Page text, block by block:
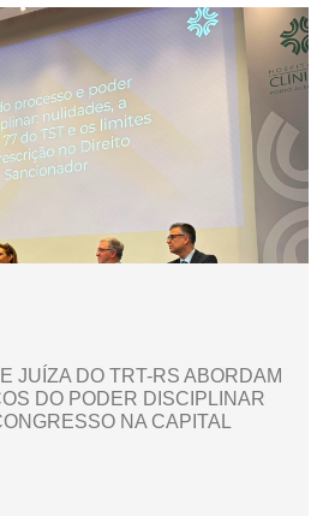
JUÍZA DO TRT-RS ABORDAM
DO PODER DISCIPLINAR
NA CAPITAL